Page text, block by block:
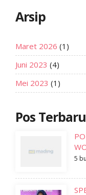
Arsip
Maret 2026 (1)
Juni 2023 (4)
Mei 2023 (1)
Pos Terbaru
5